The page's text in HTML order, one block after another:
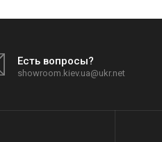
Есть вопросы?
showroom.kiev.ua@ukr.net